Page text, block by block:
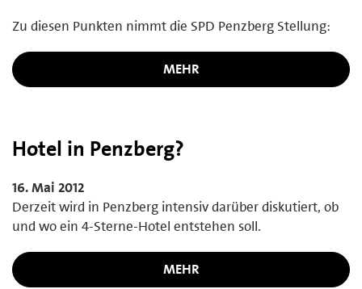
Zu diesen Punkten nimmt die SPD Penzberg Stellung:
MEHR
Hotel in Penzberg?
16. Mai 2012
Derzeit wird in Penzberg intensiv darüber diskutiert, ob
und wo ein 4-Sterne-Hotel entstehen soll.
MEHR